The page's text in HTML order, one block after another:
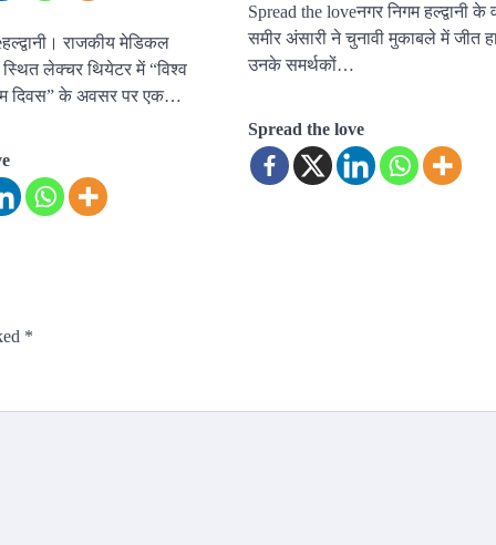
राजकीय मेडिकल
लेक्चर थियेटर में “विश्व
दिवस” के अवसर पर एक…
Spread the loveनगर निगम हल्द्वानी के
समीर अंसारी ने चुनावी मुकाबले में जीत
उनके समर्थकों…
Spread the love
*